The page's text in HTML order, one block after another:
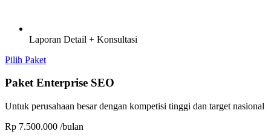
Laporan Detail + Konsultasi
Pilih Paket
Paket Enterprise SEO
Untuk perusahaan besar dengan kompetisi tinggi dan target nasional
Rp 7.500.000 /bulan